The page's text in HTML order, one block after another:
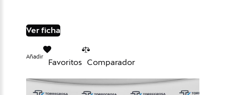
Ver ficha
Añadir
Favoritos Comparador